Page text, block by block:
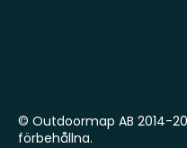
© Outdoormap AB 2014-
förbehållna.